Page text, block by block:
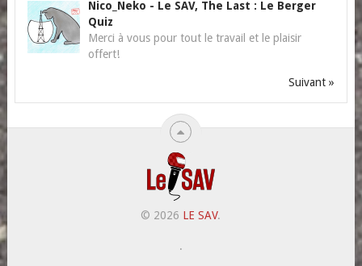
Nico_Neko - Le SAV, The Last : Le Berger
Quiz
Merci à vous pour tout le travail et le plaisir
offert!
Suivant »
© 2026 LE SAV.
.